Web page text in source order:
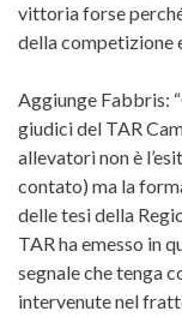
vittoria forse
della competizione
Aggiunge Fabbris:
giudici del TAR
allevatori non è
contato) ma la
delle tesi della
TAR ha emesso in
segnale che tenga
intervenute nel